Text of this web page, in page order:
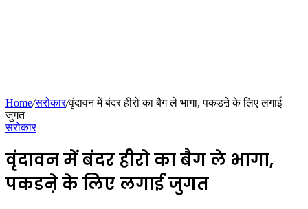
Home/सरोकार/वृंदावन में बंदर हीरो का बैग ले भागा, पकडऩे के लिए लगाई
जुगत
सरोकार
वृंदावन में बंदर हीरो का बैग ले भागा,
पकडऩे के लिए लगाई जुगत